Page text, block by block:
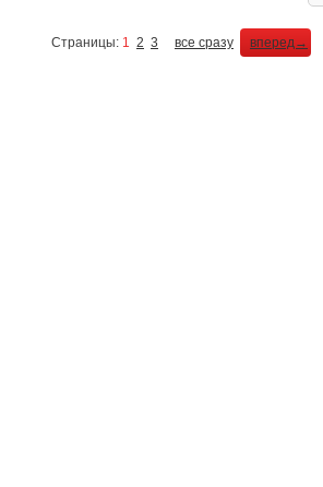
Страницы: 1 2 3 все сразу вперед→